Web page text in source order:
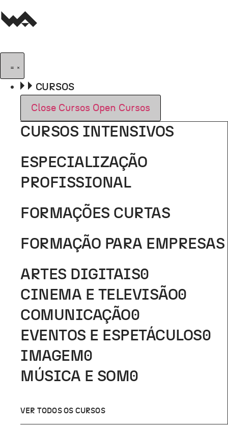
para
conteúdo
CURSOS
Close Cursos Open Cursos
CURSOS INTENSIVOS
ESPECIALIZAÇÃO
PROFISSIONAL
FORMAÇÕES CURTAS
FORMAÇÃO PARA EMPRESAS
ARTES DIGITAIS0
CINEMA E TELEVISÃO0
COMUNICAÇÃO0
EVENTOS E ESPETÁCULOS0
IMAGEM 0
MÚSICA E SOM 0
VER TODOS OS CURSOS